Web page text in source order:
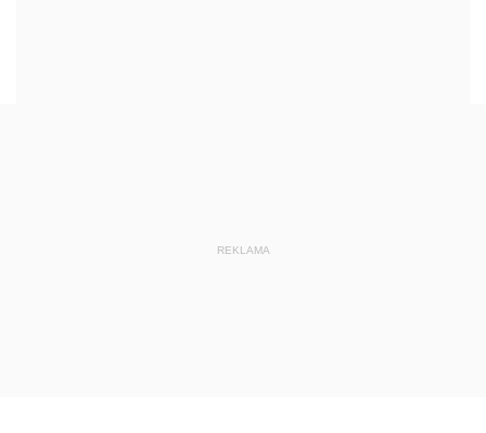
REKLAMA